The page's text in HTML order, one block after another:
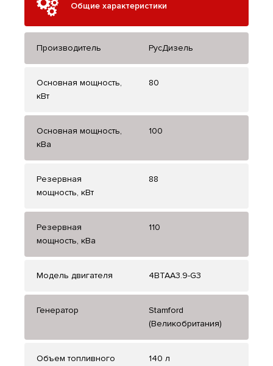
Общие характеристики
Производитель РусДизель
Основная мощность,
кВт
80
Основная мощность,
кВа
100
Резервная
мощность, кВт
88
Резервная
мощность, кВа
110
Модель двигателя 4BTAA3.9-G3
Генератор
Stamford
(Великобритания)
Объем топливного
140 л